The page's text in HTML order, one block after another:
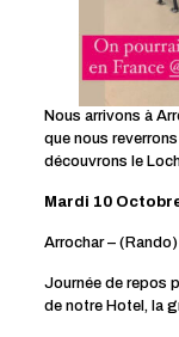
Nous arrivons à
que nous
découvrons le
Mardi 10
Arrochar – (Rando)
Journée de repos
de notre Hotel, la